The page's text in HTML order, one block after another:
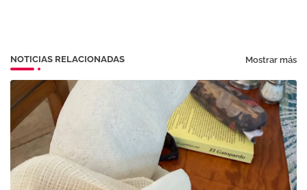
NOTICIAS RELACIONADAS Mostrar más